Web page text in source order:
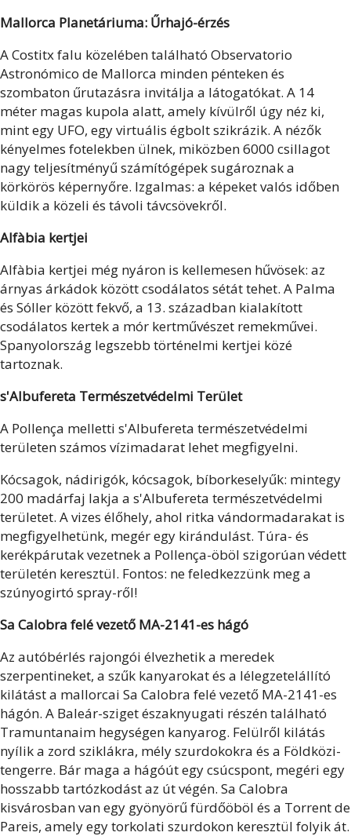
Mallorca Planetáriuma: Űrhajó-érzés
A Costitx falu közelében található Observatorio
Astronómico de Mallorca minden pénteken és
szombaton űrutazásra invitálja a látogatókat. A 14
méter magas kupola alatt, amely kívülről úgy néz ki,
mint egy UFO, egy virtuális égbolt szikrázik. A nézők
kényelmes fotelekben ülnek, miközben 6000 csillagot
nagy teljesítményű számítógépek sugároznak a
körkörös képernyőre. Izgalmas: a képeket valós időben
küldik a közeli és távoli távcsövekről.
Alfàbia kertjei
Alfàbia kertjei még nyáron is kellemesen hűvösek: az
árnyas árkádok között csodálatos sétát tehet. A Palma
és Sóller között fekvő, a 13. században kialakított
csodálatos kertek a mór kertművészet remekművei.
Spanyolország legszebb történelmi kertjei közé
tartoznak.
s'Albufereta Természetvédelmi Terület
A Pollença melletti s'Albufereta természetvédelmi
területen számos vízimadarat lehet megfigyelni.
Kócsagok, nádirigók, kócsagok, bíborkeselyűk: mintegy
200 madárfaj lakja a s'Albufereta természetvédelmi
területet. A vizes élőhely, ahol ritka vándormadarakat is
megfigyelhetünk, megér egy kirándulást. Túra- és
kerékpárutak vezetnek a Pollença-öböl szigorúan védett
területén keresztül. Fontos: ne feledkezzünk meg a
szúnyogirtó spray-ről!
Sa Calobra felé vezető MA-2141-es hágó
Az autóbérlés rajongói élvezhetik a meredek
szerpentineket, a szűk kanyarokat és a lélegzetelállító
kilátást a mallorcai Sa Calobra felé vezető MA-2141-es
hágón. A Baleár-sziget északnyugati részén található
Tramuntanaim hegységen kanyarog. Felülről kilátás
nyílik a zord sziklákra, mély szurdokokra és a Földközi-
tengerre. Bár maga a hágóút egy csúcspont, megéri egy
hosszabb tartózkodást az út végén. Sa Calobra
kisvárosban van egy gyönyörű fürdőöböl és a Torrent de
Pareis, amely egy torkolati szurdokon keresztül folyik át.